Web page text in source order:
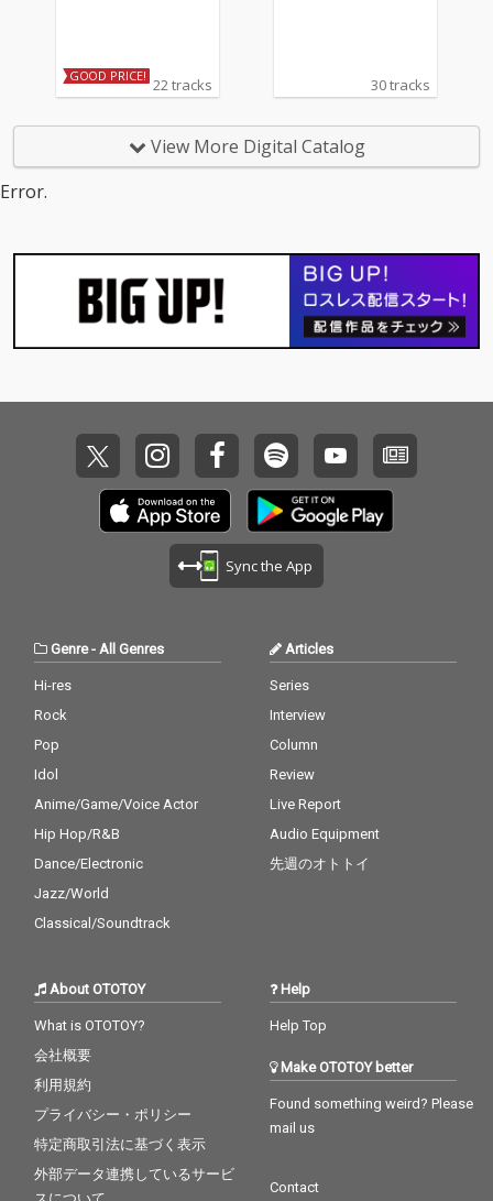
として使用されてい
る。
GOOD PRICE! 22 tracks 30 tracks
View More Digital Catalog
Error.
Sync the App
Genre- All Genres
Hi-res
Rock
Pop
Idol
Anime/Game/Voice Actor
Hip Hop/R&B
Dance/Electronic
Jazz/World
Classical/Soundtrack
Articles
Series
Interview
Column
Review
Live Report
Audio Equipment
先週のオトトイ
About OTOTOY
What is OTOTOY?
会社概要
利用規約
プライバシー・ポリシー
特定商取引法に基づく表示
外部データ連携しているサービ
Help
Help Top
Make OTOTOY better
Found something weird? Please
mail us
Contact